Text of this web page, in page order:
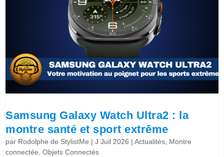
Samsung Galaxy Watch Ultra2 : la
montre santé et sport extrême
par Rodolphe de StylistMe |J Juil 2026 |Actualités, Montre
connectée,Objets Connectés